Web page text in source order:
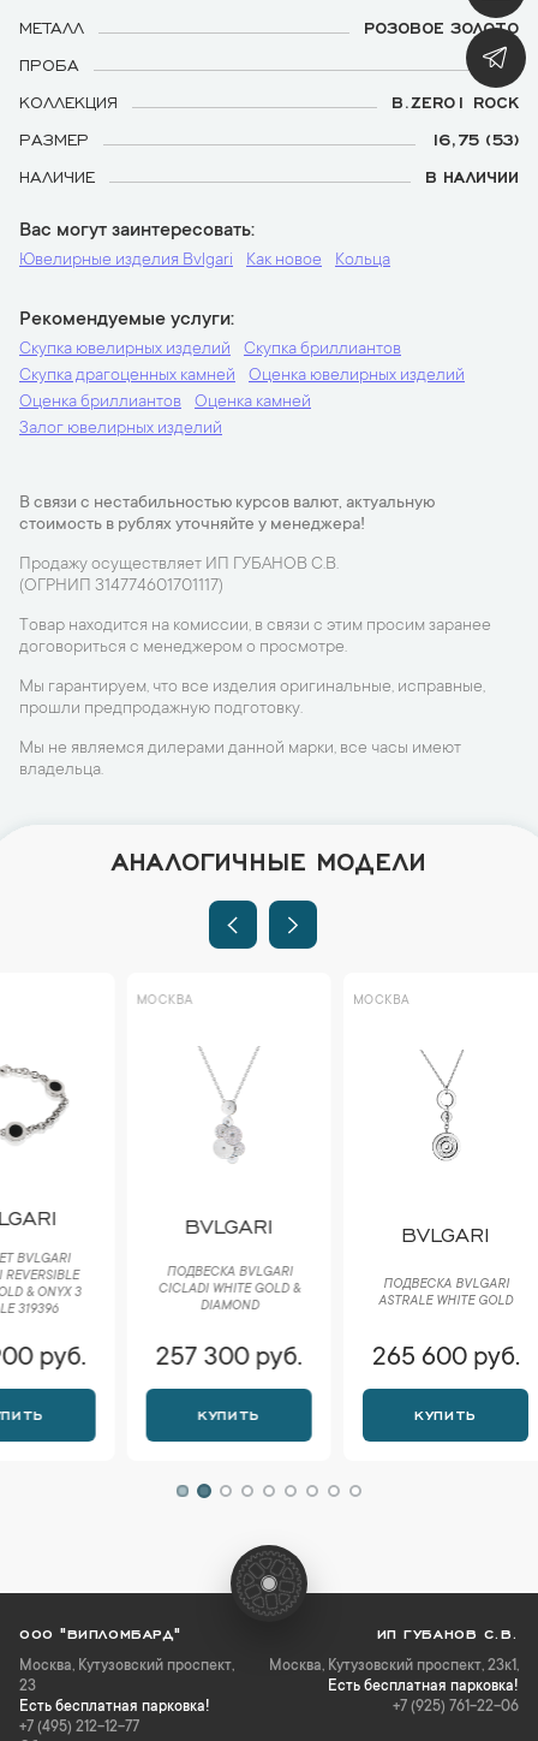
МЕТАЛЛ
РОЗОВОЕ ЗОЛОТО
ПРОБА
750
КОЛЛЕКЦИЯ
B.ZERO1 ROCK
РАЗМЕР
16,75 (53)
НАЛИЧИЕ
В НАЛИЧИИ
Вас могут заинтересовать
Ювелирные изделия Bvlgari Как новое Кольца
Рекомендуемые услуги
Скупка ювелирных изделий
Скупка бриллиантов
Скупка драгоценных камней
Оценка ювелирных изделий
Оценка бриллиантов
Оценка камней
Залог ювелирных изделий
В связи с нестабильностью курсов валют, актуальную
стоимость в рублях уточняйте у менеджера!
Продажу осуществляет ИП ГУБАНОВ С.В.
(ОГРНИП 314774601701117)
Товар находится на комиссии, в связи с этим просим заранее
договориться с менеджером о просмотре.
Мы гарантируем, что все изделия оригинальные, исправные,
прошли предпродажную подготовку.
Мы не являемся дилерами данной марки, все часы имеют
владельца.
АНАЛОГИЧНЫЕ МОДЕЛИ
ПОДВЕСКА BVLGARI
CICLADI WHITE GOLD &
257 300 руб.
ПОДВЕСКА BVLGARI
ASTRALE WHITE GOLD
265 600 руб.
YELLOW
OVAL
273
ООО "ВИПЛОМБАРД"
Москва, Кутузовский проспект,
23
Есть бесплатная парковка!
+7 (495) 212-12-77
ИП ГУБАНОВ С.В.
Москва, Кутузовский проспект, 23к1,
Есть бесплатная парковка!
+7 (925) 761-22-06